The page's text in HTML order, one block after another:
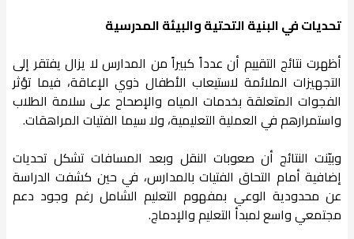
تحديات في البنية التحتية والبيئة المدرسية
أظهرت نتائج التقييم أن عدداً كبيراً من المدارس لا يزال يفتقر إلى
التجهيزات الملائمة لاستيعاب الأطفال ذوي الإعاقة، فيما تؤثر
الفجوات المتعلقة بخدمات المياه والإصحاح على سلامة الطلاب
واستمرارهم في العملية التعليمية، ولا سيما الفتيات المراهقات.
وبيّنت النتائج أن صعوبات النقل وبعد المسافات تشكل تحديات
إضافية أمام التحاق الفتيات بالمدارس، في حين كشفت الدراسة
عن محدودية الوعي بمفهوم التعليم الشامل رغم وجود دعم
مجتمعي واسع لمبدأ التعليم والإدماج.